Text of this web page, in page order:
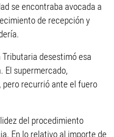
se encontraba avocada a
de recepción y
desestimó esa
El supermercado,
recurrió ante el fuero
del procedimiento
En lo relativo al importe de